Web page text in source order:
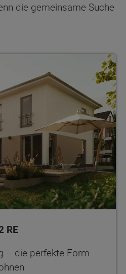
die gemeinsame Suche
RE
– die perfekte Form